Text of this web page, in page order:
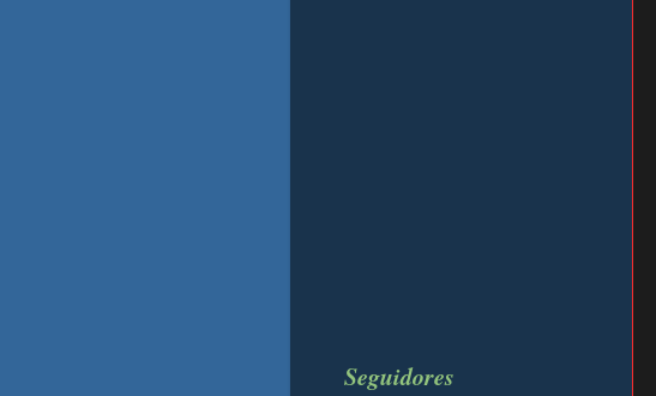
Seguidores